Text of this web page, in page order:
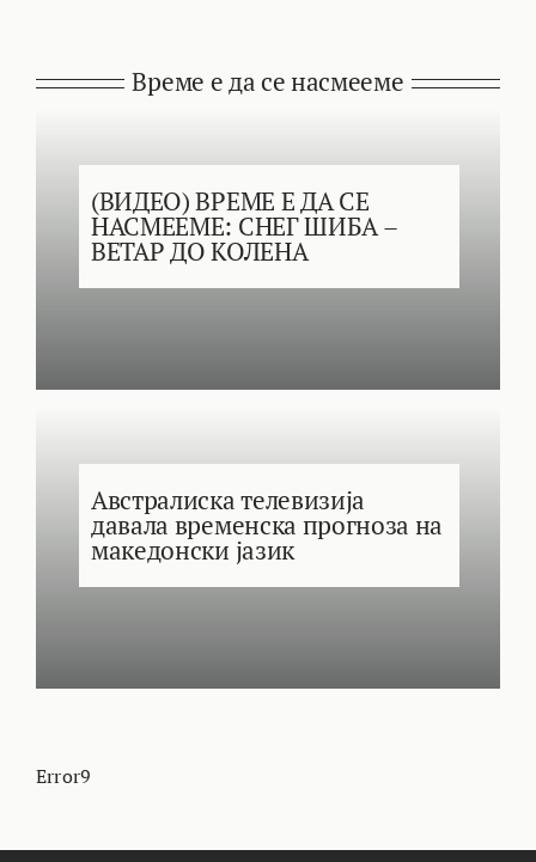
Време е да се насмееме
(ВИДЕО) ВРЕМЕ Е ДА СЕ
НАСМЕЕМЕ: СНЕГ ШИБА –
ВЕТАР ДО КОЛЕНА
Австралиска телевизија
давала временска прогноза на
македонски јазик
Error9